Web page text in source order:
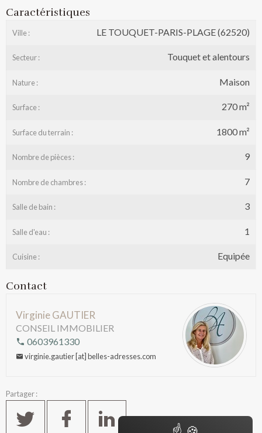
Caractéristiques
Ville : LE TOUQUET-PARIS-PLAGE (62520)
Secteur : Touquet et alentours
Nature : Maison
Surface : 270 m²
Surface du terrain : 1800 m²
Nombre de pièces : 9
Nombre de chambres : 7
Salle de bain : 3
Salle d'eau : 1
Cuisine : Equipée
Contact
Virginie GAUTIER
CONSEIL IMMOBILIER
0603961330
virginie.gautier [at] belles-adresses.com
Partager :